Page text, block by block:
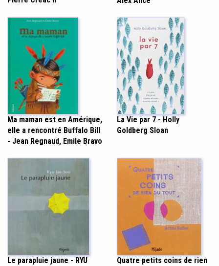
Ma maman est en Amérique,
elle a rencontré Buffalo Bill
- Jean Regnaud, Emile Bravo
La Vie par 7 - Holly
Goldberg Sloan
Le parapluie jaune - RYU
Quatre petits coins de rien